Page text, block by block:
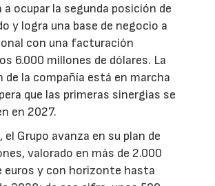
a ocupar la segunda posición de
y logra una base de negocio a
con una facturación
6.000 millones de dólares. La
de la compañía está en marcha
que las primeras sinergias se
en 2027.
el Grupo avanza en su plan de
valorado en más de 2.000
euros y con horizonte hasta